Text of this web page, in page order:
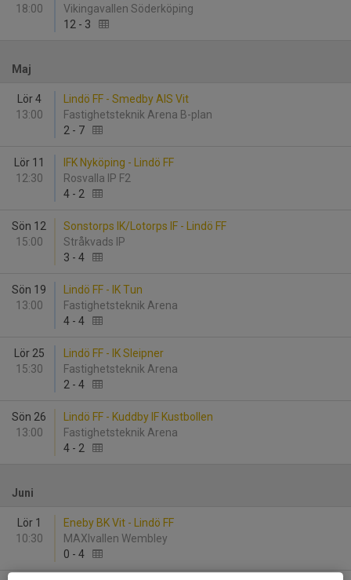
18:00
Vikingavallen Söderköping
12 - 3
Maj
Lör 4
13:00
Lindö FF - Smedby AIS Vit
Fastighetsteknik Arena B-plan
2 - 7
Lör 11
12:30
IFK Nyköping - Lindö FF
Rosvalla IP F2
4 - 2
Sön 12
15:00
Sonstorps IK/Lotorps IF - Lindö FF
Stråkvads IP
3 - 4
Sön 19
13:00
Lindö FF - IK Tun
Fastighetsteknik Arena
4 - 4
Lör 25
15:30
Lindö FF - IK Sleipner
Fastighetsteknik Arena
2 - 4
Sön 26
13:00
Lindö FF - Kuddby IF Kustbollen
Fastighetsteknik Arena
4 - 2
Juni
Lör 1
10:30
Eneby BK Vit - Lindö FF
MAXIvallen Wembley
0 - 4